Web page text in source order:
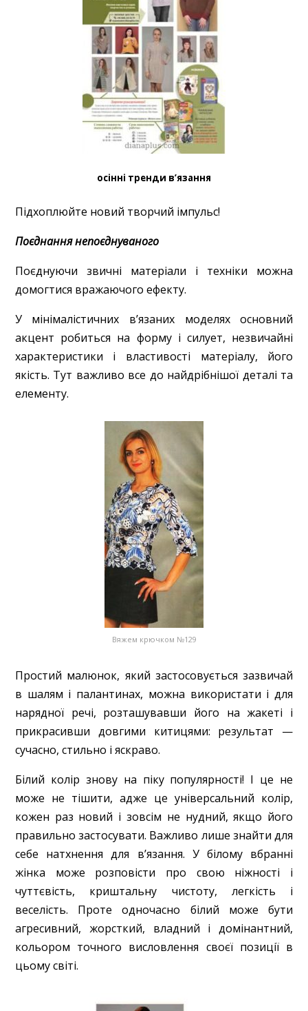
осінні тренди в’язання
Підхоплюйте новий творчий імпульс!
Поєднання непоєднуваного
Поєднуючи звичні матеріали і техніки можна
домогтися вражаючого ефекту.
У мінімалістичних в’язаних моделях основний
акцент робиться на форму і силует, незвичайні
характеристики і властивості матеріалу, його
якість. Тут важливо все до найдрібнішої деталі та
елементу.
Вяжем крючком №129
Простий малюнок, який застосовується зазвичай
в шалям і палантинах, можна використати і для
нарядної речі, розташувавши його на жакеті і
прикрасивши довгими китицями: результат —
сучасно, стильно і яскраво.
Білий колір знову на піку популярності! І це не
може не тішити, адже це універсальний колір,
кожен раз новий і зовсім не нудний, якщо його
правильно застосувати. Важливо лише знайти для
себе натхнення для в’язання. У білому вбранні
жінка може розповісти про свою ніжності і
чуттєвість, криштальну чистоту, легкість і
веселість. Проте одночасно білий може бути
агресивний, жорсткий, владний і домінантний,
кольором точного висловлення своєї позиції в
цьому світі.